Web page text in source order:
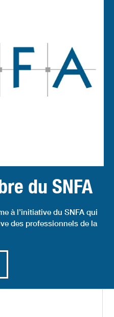
du SNFA
à l’initiative du SNFA qui
des professionnels de la